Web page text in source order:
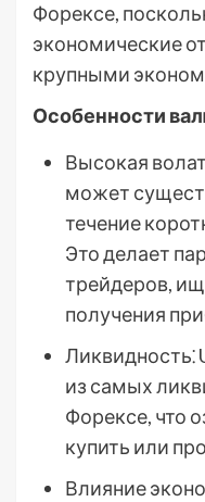
Форексе,
экономические
крупными
Особенности
Высокая
может
течение
Это делает
трейдеров,
получения
Ликвидность⁚
из самых
Форексе, что
купить или
Влияние